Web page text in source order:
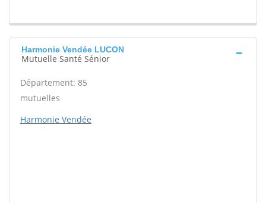
Harmonie Vendée LUCON
Mutuelle Santé Sénior
Département: 85
mutuelles
Harmonie Vendée